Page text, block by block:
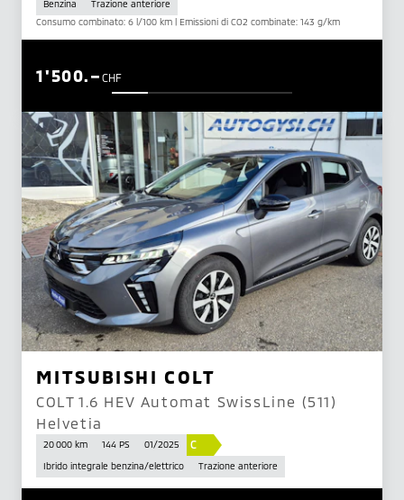
Benzina
Trazione anteriore
Consumo combinato: 6 l/100 km | Emissioni di CO2 combinate: 143 g/km
CHF
1'500.–
MITSUBISHI COLT
COLT 1.6 HEV Automat SwissLine (511)
Helvetia
20 000 km 144 PS 01/2025 C
Ibrido integrale benzina/elettrico Trazione anteriore